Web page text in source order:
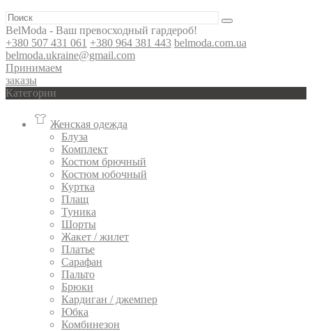
BelModa - Ваш превосходный гардероб!
+380 507 431 061 +380 964 381 443 belmoda.com.ua
belmoda.ukraine@gmail.com
Принимаем
заказы
Категории
Женская одежда
Блуза
Комплект
Костюм брючный
Костюм юбочный
Куртка
Плащ
Туника
Шорты
Жакет / жилет
Платье
Сарафан
Пальто
Брюки
Кардиган / джемпер
Юбка
Комбинезон